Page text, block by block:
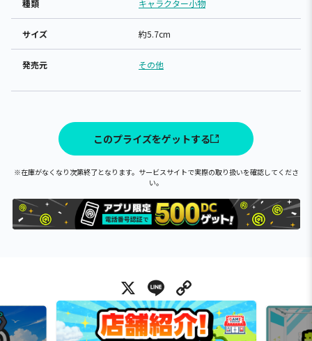
種類 キャラクター小物
サイズ 約5.7cm
発売元 その他
このプライズをゲットする
※在庫がなくなり次第終了となります。サービスサイトで実際の取り扱いを確認してくださ
い。
X Line